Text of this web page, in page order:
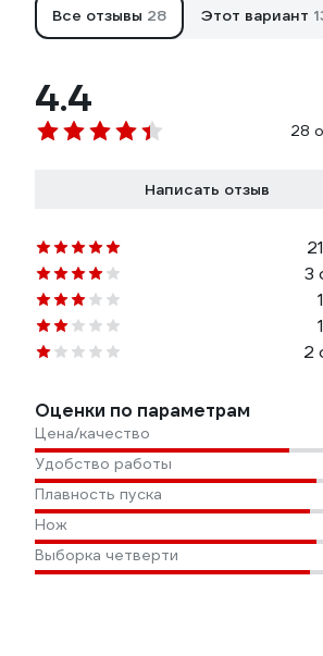
Все отзывы 28 Этот вариант
4.4
28
Написать отзыв
3
2
Оценки по параметрам
Цена/качество
Удобство работы
Плавность пуска
Нож
Выборка четверти